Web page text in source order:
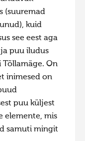
(suuremad
kuid
see eest aga
puu iludus
Tõllamäge. On
inimesed on
puu küljest
elemente, mis
samuti mingit